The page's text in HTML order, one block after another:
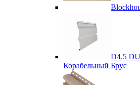
D4.5
Корабельный Брус